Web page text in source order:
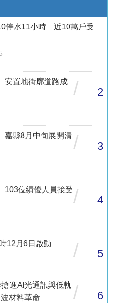
停水11小時 近10萬戶受
置地街廓道路成
/ 2
嘉縣8月中旬展開清 / 3
位績優人員接受/ 4
12月6日啟動
/ 5
進AI光通訊與低軌
材料革命
/ 6